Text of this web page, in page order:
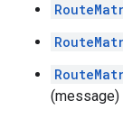
(message)